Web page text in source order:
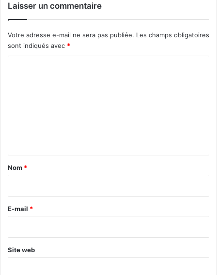
Laisser un commentaire
Votre adresse e-mail ne sera pas publiée. Les champs obligatoires
sont indiqués avec *
a
e
Nom *
E-mail *
Site web